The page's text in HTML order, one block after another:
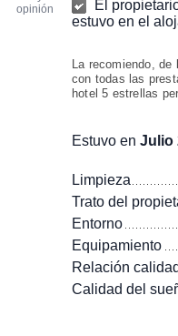
opinión
El
estuvo en el
La recomiendo,
con todas las
hotel 5 estrellas
Estuvo en Julio
Limpieza
Trato del
Entorno
Equipamiento
Relación
Calidad del